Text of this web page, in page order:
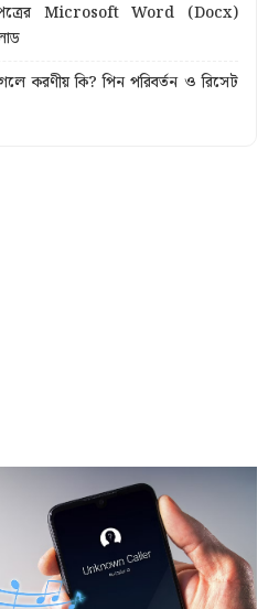
Microsoft Word (Docx)
করণীয় কি? পিন পরিবর্তন ও রিসেট